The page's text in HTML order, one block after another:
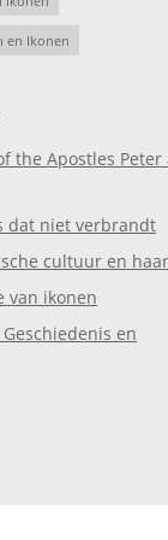
en Ikonen
the Apostles Peter
dat niet verbrandt
cultuur en
van ikonen
en